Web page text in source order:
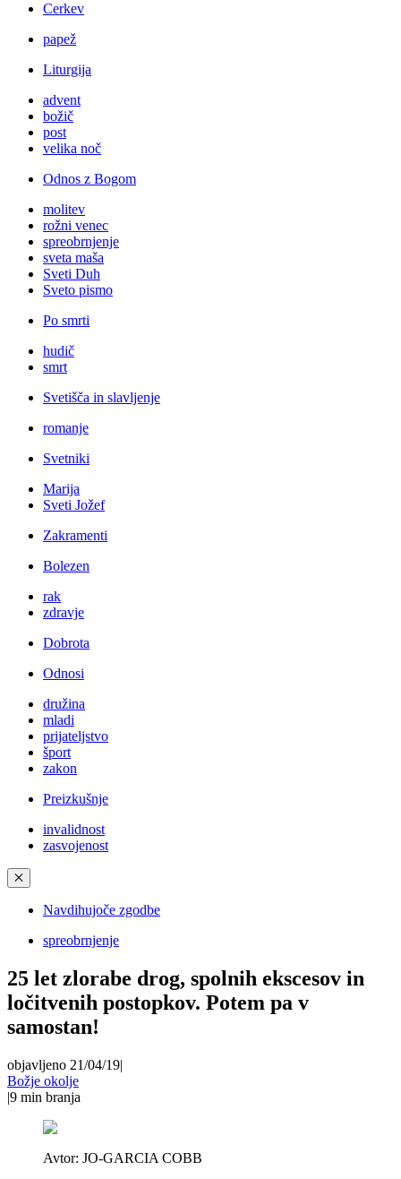
Cerkev
papež
Liturgija
advent
božič
post
velika noč
Odnos z Bogom
molitev
rožni venec
spreobrnjenje
sveta maša
Sveti Duh
Sveto pismo
Po smrti
hudič
smrt
Svetišča in slavljenje
romanje
Svetniki
Marija
Sveti Jožef
Zakramenti
Bolezen
rak
zdravje
Dobrota
Odnosi
družina
mladi
prijateljstvo
šport
zakon
Preizkušnje
invalidnost
zasvojenost
✕
Navdihujoče zgodbe
spreobrnjenje
25 let zlorabe drog, spolnih ekscesov in
ločitvenih postopkov. Potem pa v
samostan!
objavljeno 21/04/19|
Božje okolje
|9 min branja
Avtor: JO-GARCIA COBB